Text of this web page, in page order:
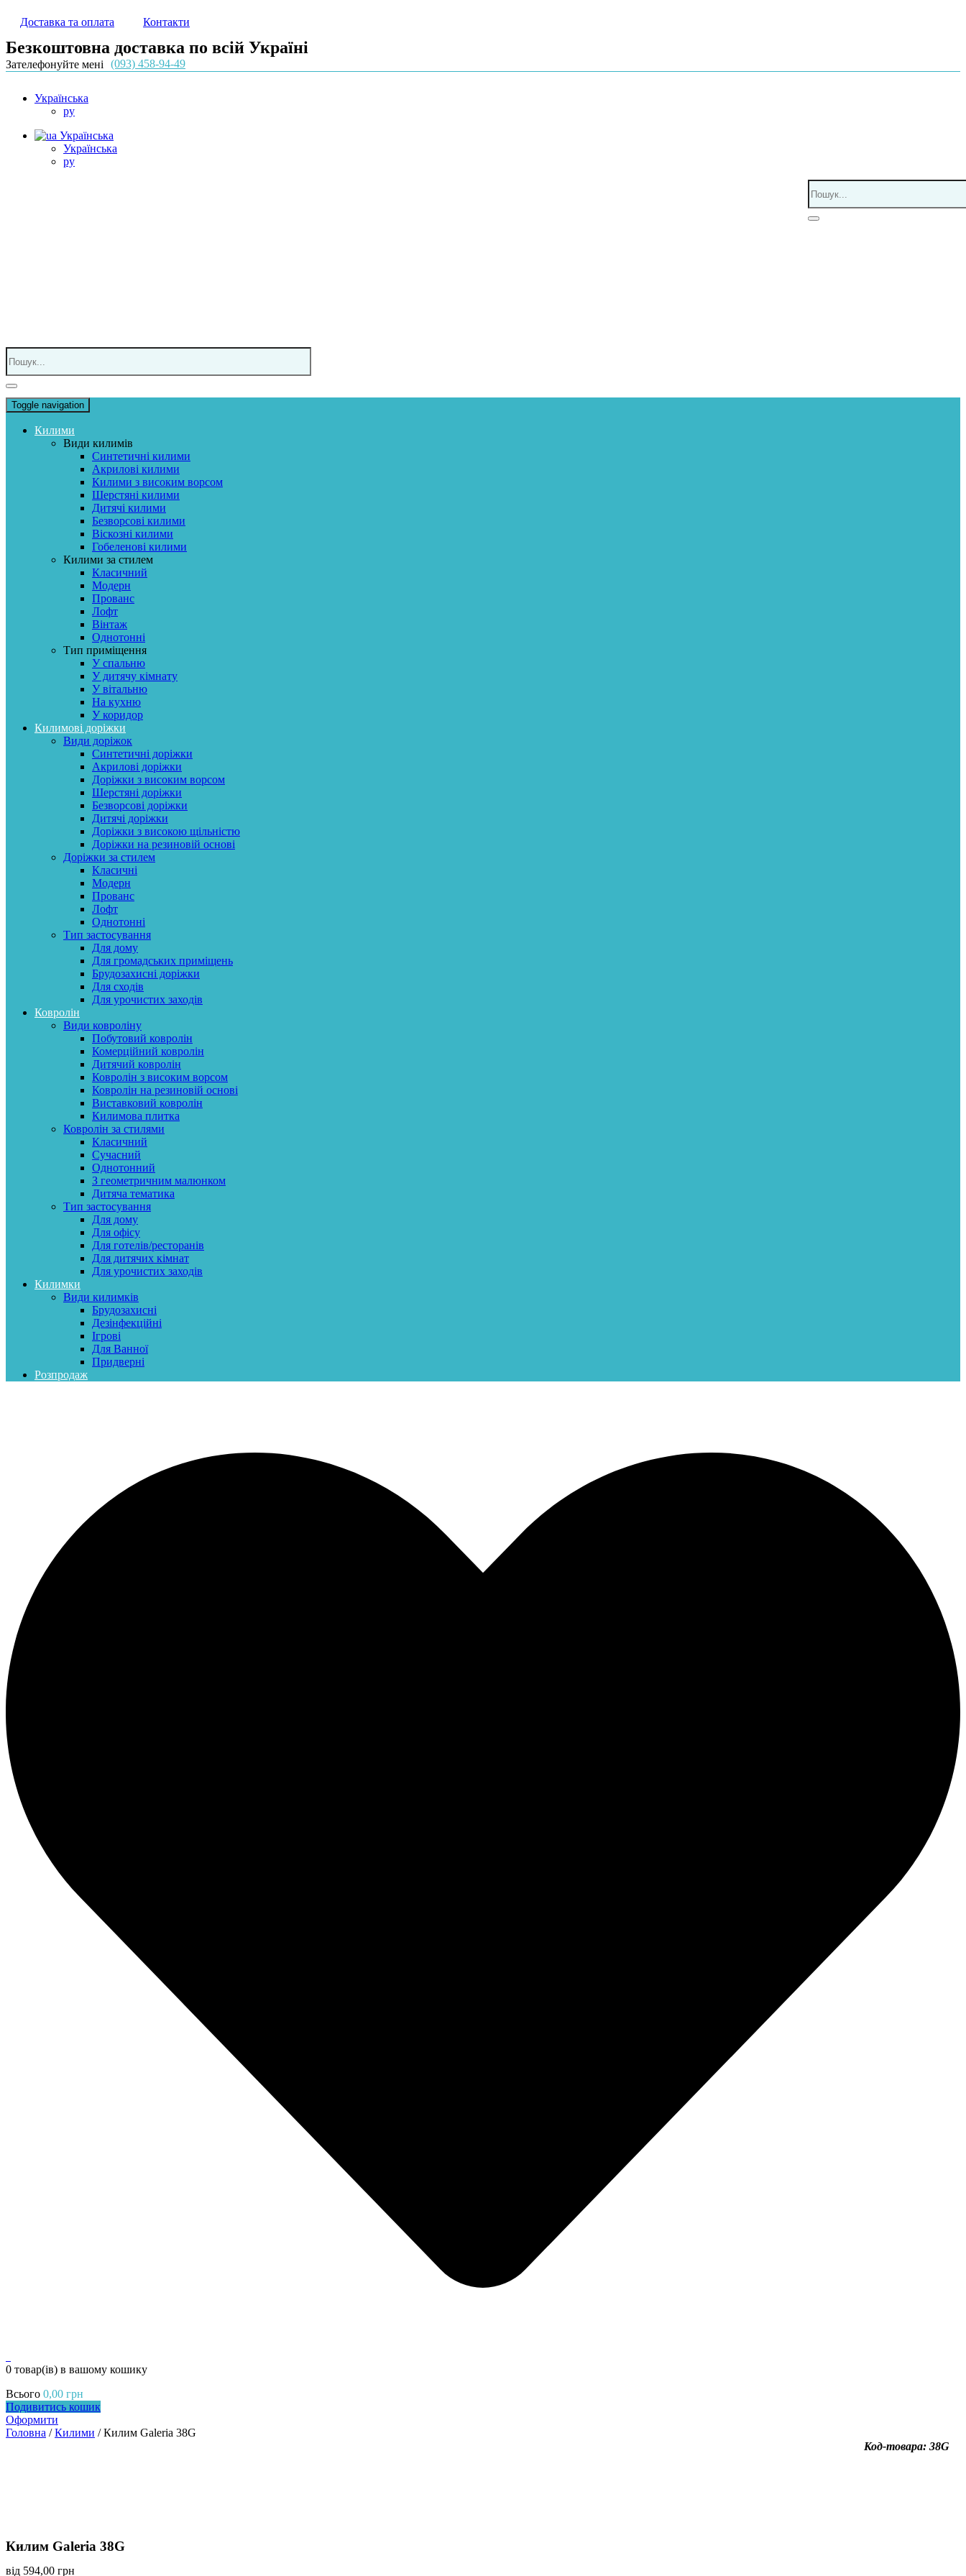
Доставка та оплата Контакти
Безкоштовна доставка по всій Україні
Зателефонуйте мені (093) 458-94-49
Українська
ру
Українська
Українська
ру
Toggle navigation
Килими
Види килимів
Синтетичні килими
Акрилові килими
Килими з високим ворсом
Шерстяні килими
Дитячі килими
Безворсові килими
Віскозні килими
Гобеленові килими
Килими за стилем
Класичний
Модерн
Прованс
Лофт
Вінтаж
Однотонні
Тип приміщення
У спальню
У дитячу кімнату
У вітальню
На кухню
У коридор
Килимові доріжки
Види доріжок
Синтетичні доріжки
Акрилові доріжки
Доріжки з високим ворсом
Шерстяні доріжки
Безворсові доріжки
Дитячі доріжки
Доріжки з високою щільністю
Доріжки на резиновій основі
Доріжки за стилем
Класичні
Модерн
Прованс
Лофт
Однотонні
Тип застосування
Для дому
Для громадських приміщень
Брудозахисні доріжки
Для сходів
Для урочистих заходів
Ковролін
Види ковроліну
Побутовий ковролін
Комерційний ковролін
Дитячий ковролін
Ковролін з високим ворсом
Ковролін на резиновій основі
Виставковий ковролін
Килимова плитка
Ковролін за стилями
Класичний
Сучасний
Однотонний
З геометричним малюнком
Дитяча тематика
Тип застосування
Для дому
Для офісу
Для готелів/ресторанів
Для дитячих кімнат
Для урочистих заходів
Килимки
Види килимків
Брудозахисні
Дезінфекційні
Ігрові
Для Ванної
Придверні
Розпродаж
0 товар(ів) в вашому кошику
Всього 0,00 грн
Подивитись кошик
Оформити
Головна /Килими / Килим Galeria 38G
Код-товара: 38G
Килим Galeria 38G
від 594,00 грн